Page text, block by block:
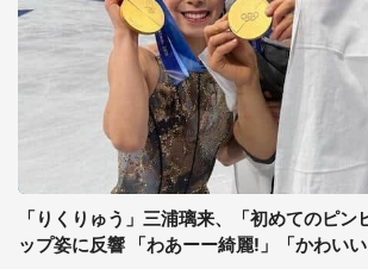
「りくりゅう」三浦璃来、「初めてのピン
ップ姿に反響 「わあーー綺麗!」「かわいい